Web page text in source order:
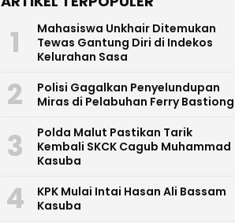
1
Mahasiswa Unkhair Ditemukan
Tewas Gantung Diri di Indekos
Kelurahan Sasa
2
Polisi Gagalkan Penyelundupan
Miras di Pelabuhan Ferry Bastiong
3
Polda Malut Pastikan Tarik
Kembali SKCK Cagub Muhammad
Kasuba
4
KPK Mulai Intai Hasan Ali Bassam
Kasuba